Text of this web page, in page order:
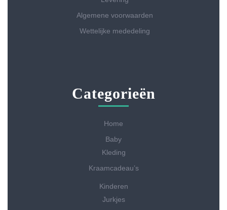
Algemene voorwaarden
Wettelijke mededeling
Categorieën
Home
Baby
Kleding
Kraamcadeau’s
Kinderen
Jurkjes